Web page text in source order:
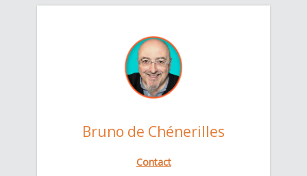
Bruno de Chénerilles
Contact